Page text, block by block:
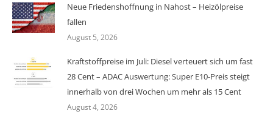
Neue Friedenshoffnung in Nahost – Heizölpreise
fallen
August 5, 2026
Kraftstoffpreise im Juli: Diesel verteuert sich um fast
28 Cent – ADAC Auswertung: Super E10-Preis steigt
innerhalb von drei Wochen um mehr als 15 Cent
August 4, 2026